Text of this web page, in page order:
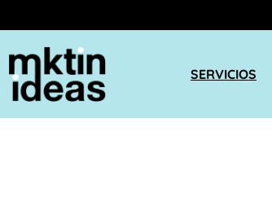
SERVICIOS